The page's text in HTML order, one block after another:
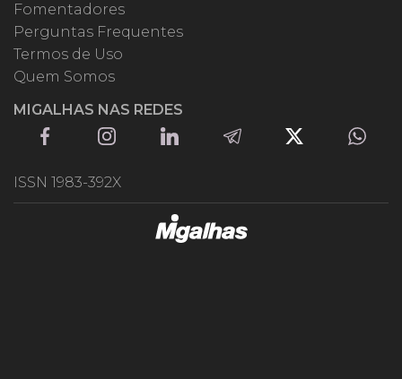
Fomentadores
Perguntas Frequentes
Termos de Uso
Quem Somos
MIGALHAS NAS REDES
ISSN 1983-392X